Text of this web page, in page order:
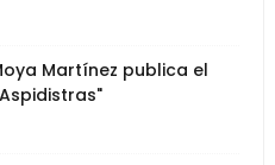
Martínez publica el